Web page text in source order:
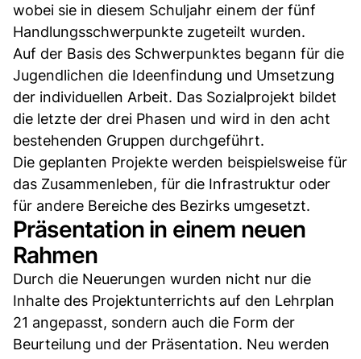
wobei sie in diesem Schuljahr einem der fünf
Handlungsschwerpunkte zugeteilt wurden.
Auf der Basis des Schwerpunktes begann für die
Jugendlichen die Ideenfindung und Umsetzung
der individuellen Arbeit. Das Sozialprojekt bildet
die letzte der drei Phasen und wird in den acht
bestehenden Gruppen durchgeführt.
Die geplanten Projekte werden beispielsweise für
das Zusammenleben, für die Infrastruktur oder
für andere Bereiche des Bezirks umgesetzt.
Präsentation in einem neuen
Rahmen
Durch die Neuerungen wurden nicht nur die
Inhalte des Projektunterrichts auf den Lehrplan
21 angepasst, sondern auch die Form der
Beurteilung und der Präsentation. Neu werden